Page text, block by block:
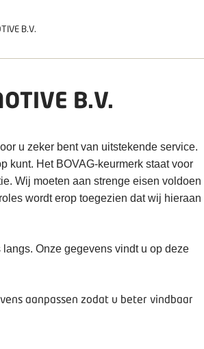
B.V.
B.V.
u zeker bent van uitstekende service.
kunt. Het BOVAG-keurmerk staat voor
Wij moeten aan strenge eisen voldoen
wordt erop toegezien dat wij hieraan
Onze gegevens vindt u op deze
aanpassen zodat u beter vindbaar